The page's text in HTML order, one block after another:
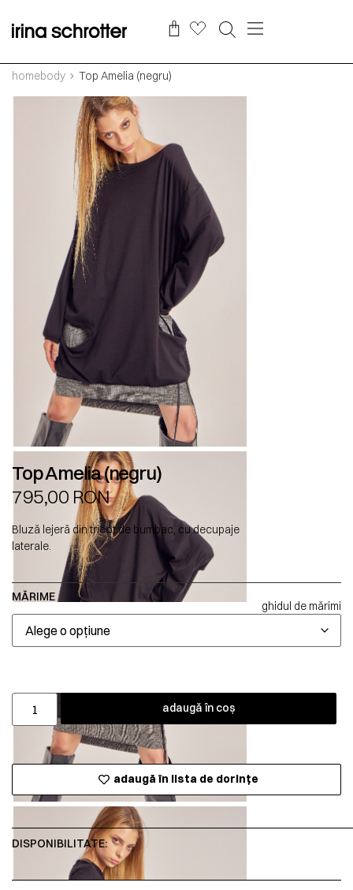
homebody Top Amelia (negru)
Top Amelia (negru)
795,00 RON
Bluză lejeră din tricot de bumbac, cu decupaje
laterale.
MĂRIME
ghidul de mărimi
adaugă în coș
adaugă în lista de dorințe
DISPONIBILITATE: